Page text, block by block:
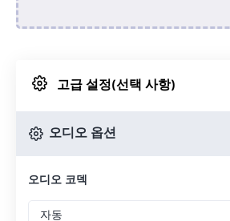
Google 드라이브
고급 설정(선택 사항)
오디오 옵션
오디오 코덱
자동